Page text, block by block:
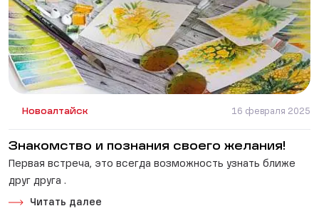
Новоалтайск 16 февраля 2025
Знакомство и познания своего желания!
Первая встреча, это всегда возможность узнать ближе
друг друга .
Читать далее